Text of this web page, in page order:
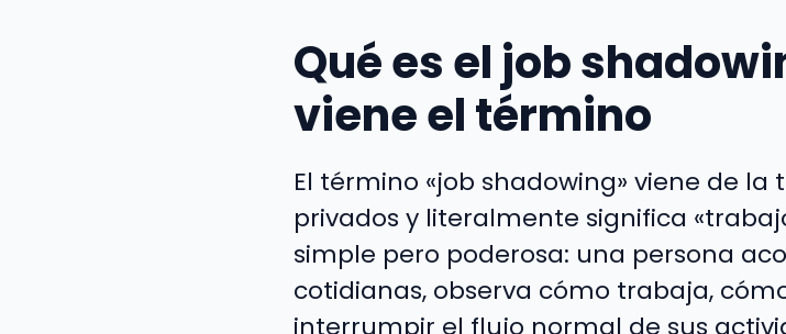
Qué es el job
viene el término
El término «job shadowing» viene de
privados y literalmente significa
simple pero poderosa: una persona
cotidianas, observa cómo trabaja,
interrumpir el flujo normal de sus